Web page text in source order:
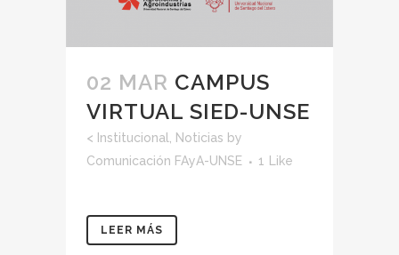
02 MAR CAMPUS
VIRTUAL SIED-UNSE
< Institucional Noticias by
Comunicación FAyA-UNSE
1 Like
LEER MÁS